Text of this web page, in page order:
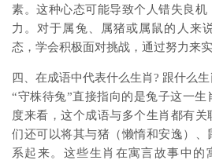
素。这种心态可能导致个人错失良
力。对于属兔、属猪或属鼠的人来
态，学会积极面对挑战，通过努力来
四、在成语中代表什么生肖? 跟什么
“守株待兔”直接指向的是兔子这一生
度来看，这个成语与多个生肖都有
们还可以将其与猪（懒惰和安逸）、
系起来。这些生肖在寓言故事中的